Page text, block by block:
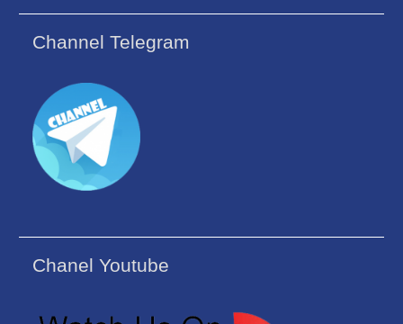
Channel Telegram
Chanel Youtube